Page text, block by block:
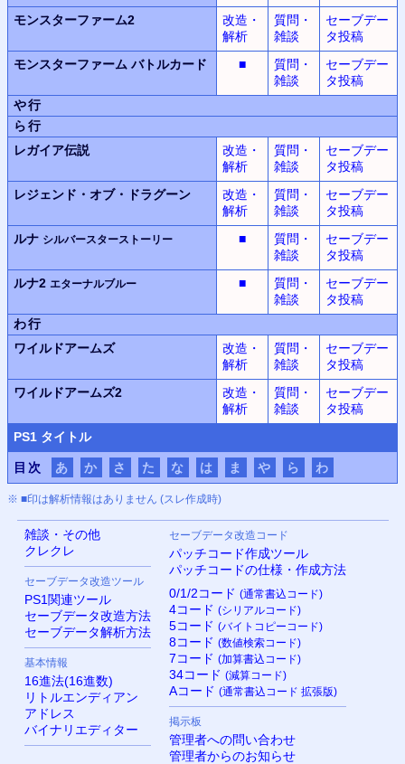
モンスターファーム2
改造・
解析
質問・
雑談
セーブデー
タ投稿
モンスターファーム バトルカード ■
質問・
雑談
セーブデー
タ投稿
や行
ら行
レガイア伝説
改造・
解析
質問・
雑談
セーブデー
タ投稿
レジェンド・オブ・ドラグーン
改造・
解析
質問・
雑談
セーブデー
タ投稿
ルナ シルバースターストーリー ■
質問・
雑談
セーブデー
タ投稿
ルナ2 エターナルブルー ■
質問・
雑談
セーブデー
タ投稿
わ行
ワイルドアームズ
改造・
解析
質問・
雑談
セーブデー
タ投稿
ワイルドアームズ2
改造・
解析
質問・
雑談
セーブデー
タ投稿
PS1 タイトル
目次 あ か さ た な は ま や ら わ
※ ■印は解析情報はありません (スレ作成時)
雑談・その他
クレクレ
セーブデータ改造ツール
PS1関連ツール
セーブデータ改造方法
セーブデータ解析方法
基本情報
16進法(16進数)
リトルエンディアン
アドレス
バイナリエディター
セーブデータ改造コード
パッチコード作成ツール
パッチコードの仕様・作成方法
0/1/2コード (通常書込コード)
4コード (シリアルコード)
5コード (バイトコピーコード)
8コード (数値検索コード)
7コード (加算書込コード)
34コード (減算コード)
Aコード (通常書込コード 拡張版)
掲示板
管理者への問い合わせ
管理者からのお知らせ